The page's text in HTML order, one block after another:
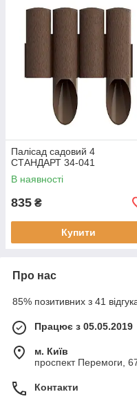
Палісад садовий 4
СТАНДАРТ 34-041
В наявності
835 ₴
Купити
Про нас
85% позитивних з 41
Працює з 05.05.2019
м. Київ
проспект Перемоги,
Контакти